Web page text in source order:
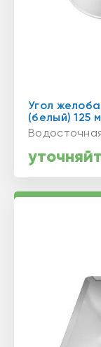
Угол
(белый) 125